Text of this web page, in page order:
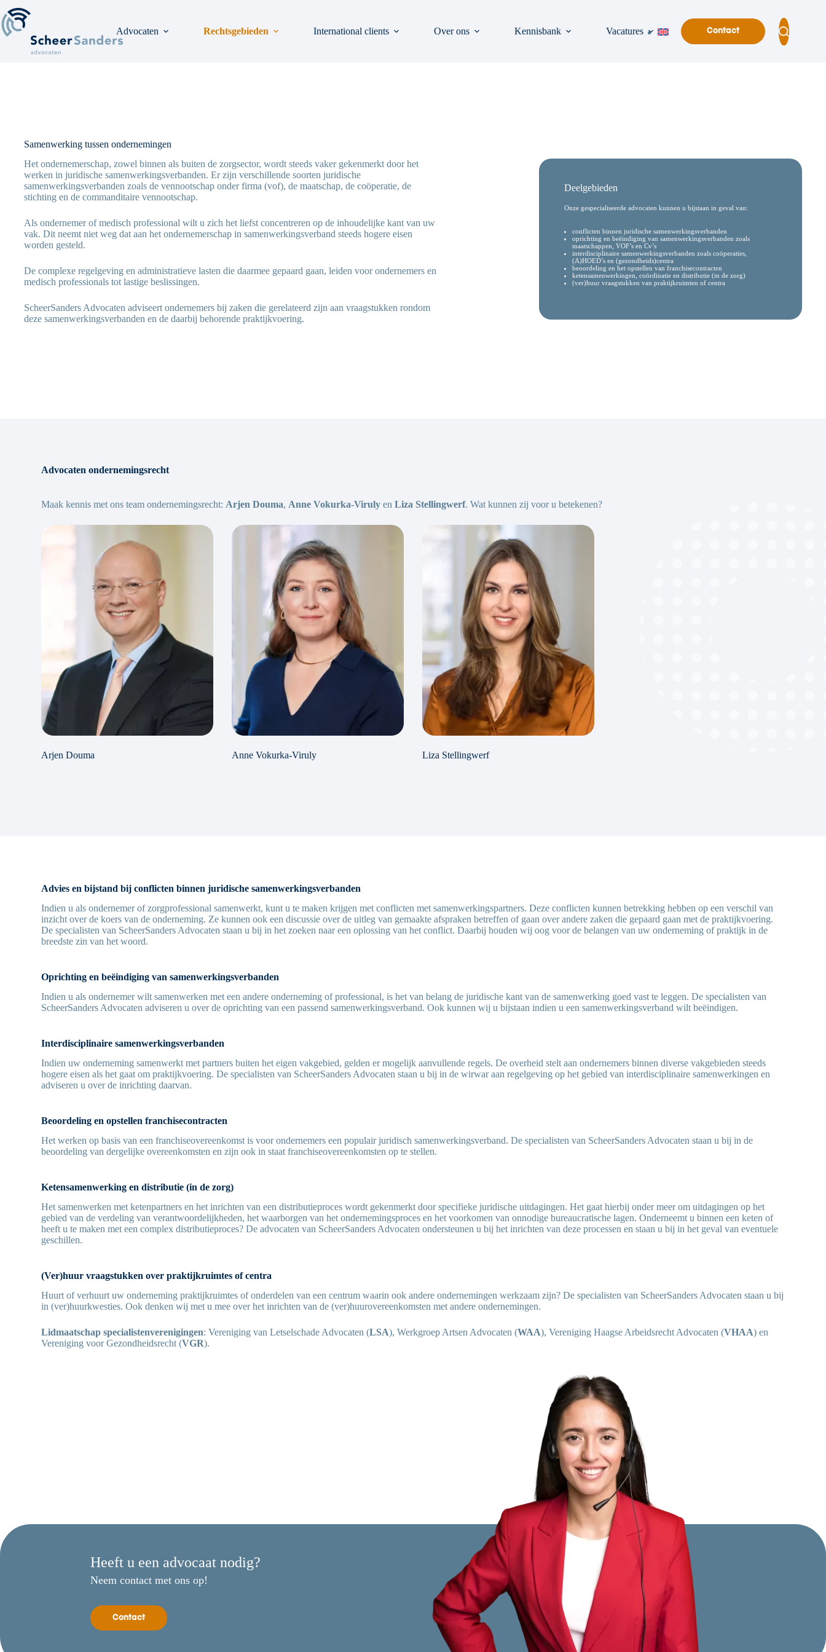
naar
de
inhoud
Advocaten Rechtsgebieden International clients Over ons Kennisbank Vacatures Contact
Samenwerking tussen ondernemingen
Het ondernemerschap, zowel binnen als buiten de zorgsector, wordt steeds vaker gekenmerkt door het
werken in juridische samenwerkingsverbanden. Er zijn verschillende soorten juridische
samenwerkingsverbanden zoals de vennootschap onder firma (vof), de maatschap, de coöperatie, de
stichting en de commanditaire vennootschap.
Als ondernemer of medisch professional wilt u zich het liefst concentreren op de inhoudelijke kant van uw
vak. Dit neemt niet weg dat aan het ondernemerschap in samenwerkingsverband steeds hogere eisen
worden gesteld.
De complexe regelgeving en administratieve lasten die daarmee gepaard gaan, leiden voor ondernemers en
medisch professionals tot lastige beslissingen.
ScheerSanders Advocaten adviseert ondernemers bij zaken die gerelateerd zijn aan vraagstukken rondom
deze samenwerkingsverbanden en de daarbij behorende praktijkvoering.
Deelgebieden
Onze gespecialiseerde advocaten kunnen u bijstaan in geval van:
conflicten binnen juridische samenwerkingsverbanden
oprichting en beëindiging van samenwerkingsverbanden zoals
maatschappen, VOF’s en Cv’s
interdisciplinaire samenwerkingsverbanden zoals coöperaties,
(A)HOED’s en (gezondheids)centra
beoordeling en het opstellen van franchisecontracten
ketensamenwerkingen, coördinatie en distributie (in de zorg)
(ver)huur vraagstukken van praktijkruimten of centra
Advocaten ondernemingsrecht
Maak kennis met ons team ondernemingsrecht: Arjen Douma, Anne Vokurka-Viruly enLiza Stellingwerf. Wat kunnen zij voor u betekenen?
Arjen Douma Anne Vokurka-Viruly Liza Stellingwerf
Advies en bijstand bij conflicten binnen juridische samenwerkingsverbanden
Indien u als ondernemer of zorgprofessional samenwerkt, kunt u te maken krijgen met conflicten met samenwerkingspartners. Deze conflicten kunnen betrekking hebben op een verschil van
inzicht over de koers van de onderneming. Ze kunnen ook een discussie over de uitleg van gemaakte afspraken betreffen of gaan over andere zaken die gepaard gaan met de praktijkvoering.
De specialisten van ScheerSanders Advocaten staan u bij in het zoeken naar een oplossing van het conflict. Daarbij houden wij oog voor de belangen van uw onderneming of praktijk in de
breedste zin van het woord.
Oprichting en beëindiging van samenwerkingsverbanden
Indien u als ondernemer wilt samenwerken met een andere onderneming of professional, is het van belang de juridische kant van de samenwerking goed vast te leggen. De specialisten van
ScheerSanders Advocaten adviseren u over de oprichting van een passend samenwerkingsverband. Ook kunnen wij u bijstaan indien u een samenwerkingsverband wilt beëindigen.
Interdisciplinaire samenwerkingsverbanden
Indien uw onderneming samenwerkt met partners buiten het eigen vakgebied, gelden er mogelijk aanvullende regels. De overheid stelt aan ondernemers binnen diverse vakgebieden steeds
hogere eisen als het gaat om praktijkvoering. De specialisten van ScheerSanders Advocaten staan u bij in de wirwar aan regelgeving op het gebied van interdisciplinaire samenwerkingen en
adviseren u over de inrichting daarvan.
Beoordeling en opstellen franchisecontracten
Het werken op basis van een franchiseovereenkomst is voor ondernemers een populair juridisch samenwerkingsverband. De specialisten van ScheerSanders Advocaten staan u bij in de
beoordeling van dergelijke overeenkomsten en zijn ook in staat franchiseovereenkomsten op te stellen.
Ketensamenwerking en distributie (in de zorg)
Het samenwerken met ketenpartners en het inrichten van een distributieproces wordt gekenmerkt door specifieke juridische uitdagingen. Het gaat hierbij onder meer om uitdagingen op het
gebied van de verdeling van verantwoordelijkheden, het waarborgen van het ondernemingsproces en het voorkomen van onnodige bureaucratische lagen. Onderneemt u binnen een keten of
heeft u te maken met een complex distributieproces? De advocaten van ScheerSanders Advocaten ondersteunen u bij het inrichten van deze processen en staan u bij in het geval van eventuele
geschillen.
(Ver)huur vraagstukken over praktijkruimtes of centra
Huurt of verhuurt uw onderneming praktijkruimtes of onderdelen van een centrum waarin ook andere ondernemingen werkzaam zijn? De specialisten van ScheerSanders Advocaten staan u bij
in (ver)huurkwesties. Ook denken wij met u mee over het inrichten van de (ver)huurovereenkomsten met andere ondernemingen.
Lidmaatschap specialistenverenigingen: Vereniging van Letselschade Advocaten (LSA), Werkgroep Artsen Advocaten (WAA), Vereniging Haagse Arbeidsrecht Advocaten (VHAA) en
Vereniging voor Gezondheidsrecht (VGR).
Heeft u een advocaat nodig?
Neem contact met ons op!
Contact